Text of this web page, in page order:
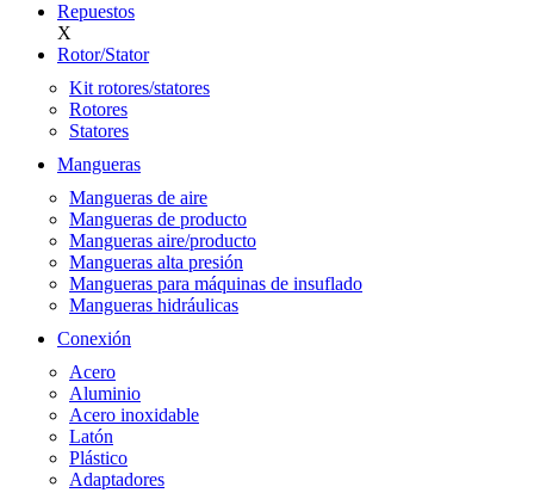
Repuestos
X
Rotor/Stator
Kit rotores/statores
Rotores
Statores
Mangueras
Mangueras de aire
Mangueras de producto
Mangueras aire/producto
Mangueras alta presión
Mangueras para máquinas de insuflado
Mangueras hidráulicas
Conexión
Acero
Aluminio
Acero inoxidable
Latón
Plástico
Adaptadores